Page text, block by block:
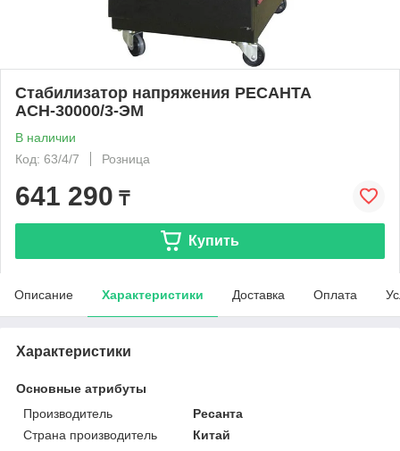
Стабилизатор напряжения РЕСАНТА
АСН-30000/3-ЭМ
В наличии
Код: 63/4/7
Розница
641 290 ₸
Купить
Описание Характеристики Доставка Оплата
Характеристики
Основные атрибуты
Производитель
Ресанта
Страна производитель
Китай